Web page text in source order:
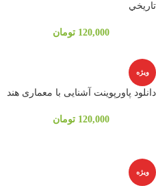
تاريخي
120,000 تومان
ویژه
دانلود پاورپوینت آشنایی با معماری هند
120,000 تومان
ویژه